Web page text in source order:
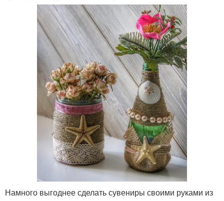
Намного выгоднее сделать сувениры своими руками из